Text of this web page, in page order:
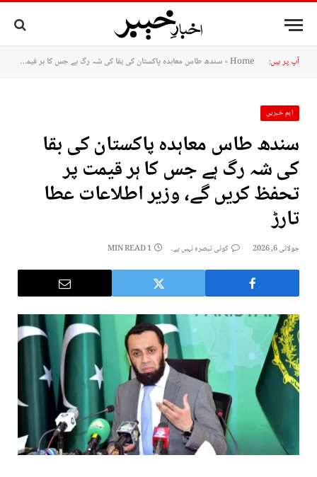
آپ پر ہیں: Home
»سندھ طاس معاہدہ پاکستان کی بقا کی شہ رگ ہے جس کا ہر قیمت پر تحفظ کریں گے، وزیر اطلاعات عطا تارڑ
اہم خبریں
سندھ طاس معاہدہ پاکستان کی بقا
کی شہ رگ ہے جس کا ہر قیمت پر
تحفظ کریں گے، وزیر اطلاعات عطا
تارڑ
جولائی 6, 2026 کوئی تبصرہ نہیں ہے۔ 1 MIN READ